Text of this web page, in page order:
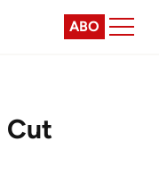
ABO
Cut